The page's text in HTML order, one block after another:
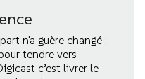
n'a guère changé :
tendre vers
c’est livrer le